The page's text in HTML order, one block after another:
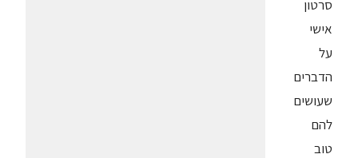
סרטון
אישי
על
הדברים
שעושים
להם
טוב